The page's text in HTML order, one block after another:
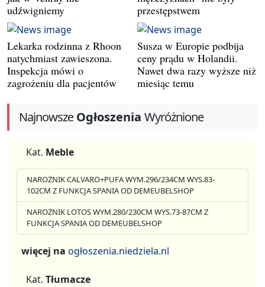
udźwigniemy
przestępstwem
Lekarka rodzinna z Rhoon
natychmiast zawieszona.
Inspekcja mówi o
zagrożeniu dla pacjentów
Susza w Europie podbija
ceny prądu w Holandii.
Nawet dwa razy wyższe niż
miesiąc temu
NajnowszeOgłoszenia Wyróżnione
Kat. Meble
NAROŻNIK CALVARO+PUFA WYM.296/234CM WYS.83-
102CM Z FUNKCJA SPANIA OD DEMEUBELSHOP
NAROŻNIK LOTOS WYM.280/230CM WYS.73-87CM Z
FUNKCJA SPANIA OD DEMEUBELSHOP
więcej na ogłoszenia.niedziela.nl
Kat. Tłumacze